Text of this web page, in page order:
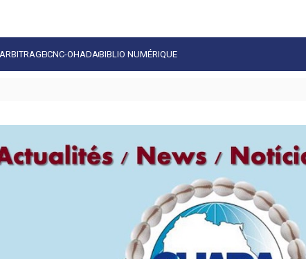
ARBITRAGECNC-OHADABIBLIO NUMÉRIQUE